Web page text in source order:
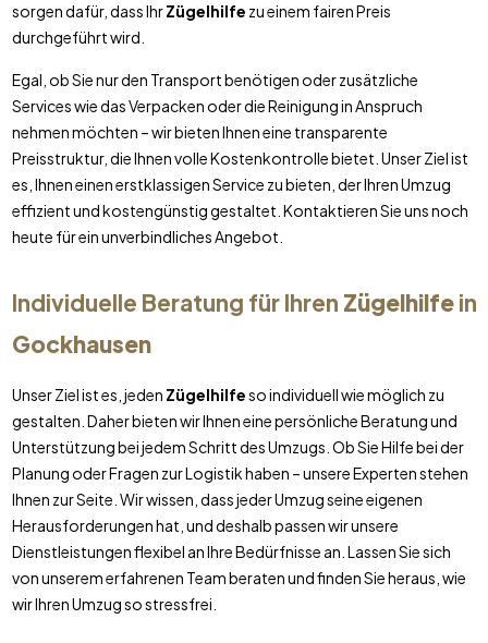
sorgen dafür, dass IhrZügelhilfe zu einem fairen Preis
durchgeführt wird.
Egal, ob Sie nur den Transport benötigen oder zusätzliche
Services wie das Verpacken oder die Reinigung in Anspruch
nehmen möchten – wir bieten Ihnen eine transparente
Preisstruktur, die Ihnen volle Kostenkontrolle bietet. Unser Ziel ist
es, Ihnen einen erstklassigen Service zu bieten, der Ihren Umzug
effizient und kostengünstig gestaltet. Kontaktieren Sie uns noch
heute für ein unverbindliches Angebot.
Individuelle Beratung für Ihren Zügelhilfein
Gockhausen
Unser Ziel ist es, jeden Zügelhilfeso individuell wie möglich zu
gestalten. Daher bieten wir Ihnen eine persönliche Beratung und
Unterstützung bei jedem Schritt des Umzugs. Ob Sie Hilfe bei der
Planung oder Fragen zur Logistik haben – unsere Experten stehen
Ihnen zur Seite. Wir wissen, dass jeder Umzug seine eigenen
Herausforderungen hat, und deshalb passen wir unsere
Dienstleistungen flexibel an Ihre Bedürfnisse an. Lassen Sie sich
von unserem erfahrenen Team beraten und finden Sie heraus, wie
wir Ihren Umzug so stressfrei.